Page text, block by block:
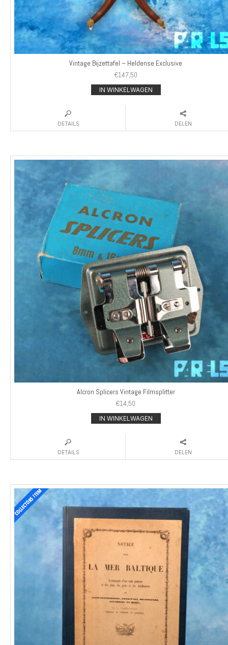
Vintage Bijzettafel – Heldense Exclusive
€147,50
IN WINKELWAGEN
DETAILS DELEN
Alcron Splicers Vintage Filmsplitter
€14,50
IN WINKELWAGEN
DETAILS DELEN